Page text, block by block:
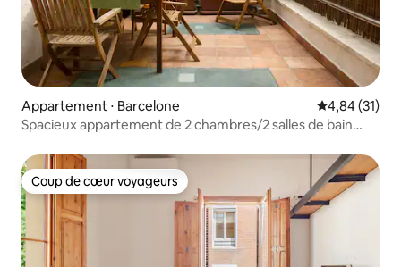
Appartement ⋅ Barcelone Évaluation
4,84 (31)
Spacieux appartement de 2 chambres/2 salles de bain
Coup de cœur voyageurs
Coup de cœur voyageurs